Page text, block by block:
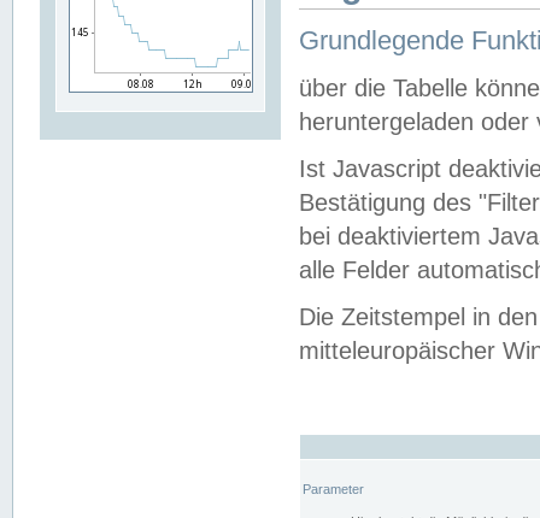
Grundlegende
über die Tabelle
heruntergeladen oder
Ist Javascript
Bestätigung des
bei deaktiviertem
alle Felder
Die Zeitstempel in
mitteleuropäischer
Parameter